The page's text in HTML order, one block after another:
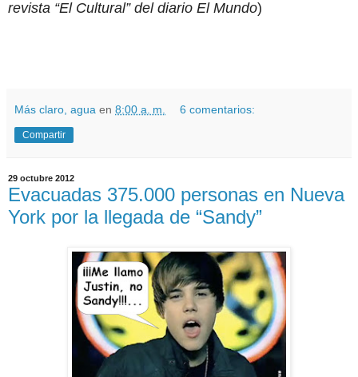
revista “El Cultural” del diario El Mundo)
Más claro, agua en 8:00 a. m. 6 comentarios:
Compartir
29 octubre 2012
Evacuadas 375.000 personas en Nueva
York por la llegada de “Sandy”